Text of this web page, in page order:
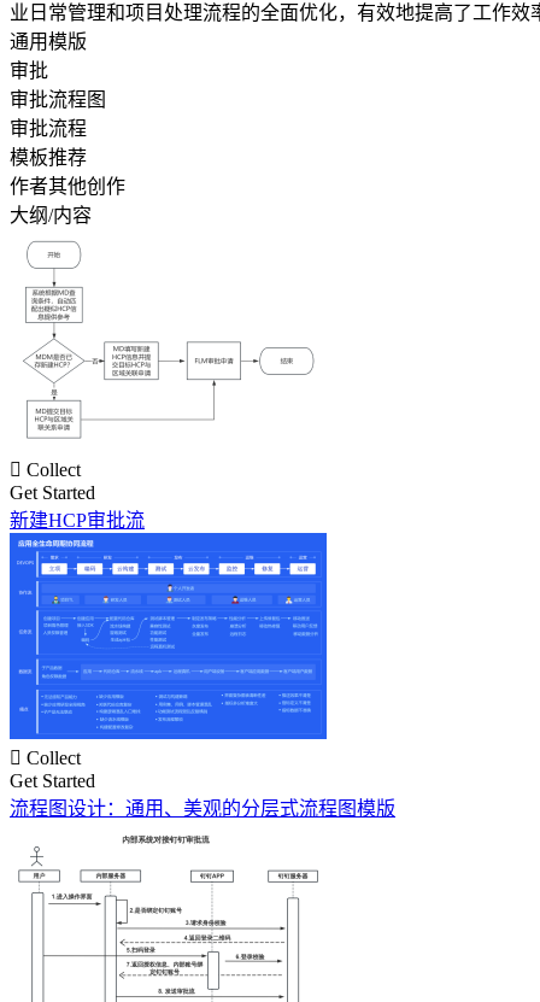
业日常管理和项目处理流程的全面优化，有效地提高了工作
通用模版
审批
审批流程图
审批流程
模板推荐
作者其他创作
大纲/内容
 Collect
Get Started
新建HCP审批流
 Collect
Get Started
流程图设计：通用、美观的分层式流程图模版